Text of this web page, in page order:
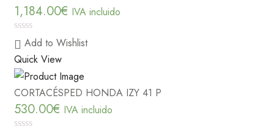
1,184.00€ IVA incluido
0
out
of
5
Add to Wishlist
Quick View
CORTACÉSPED HONDA IZY 41 P
530.00€ IVA incluido